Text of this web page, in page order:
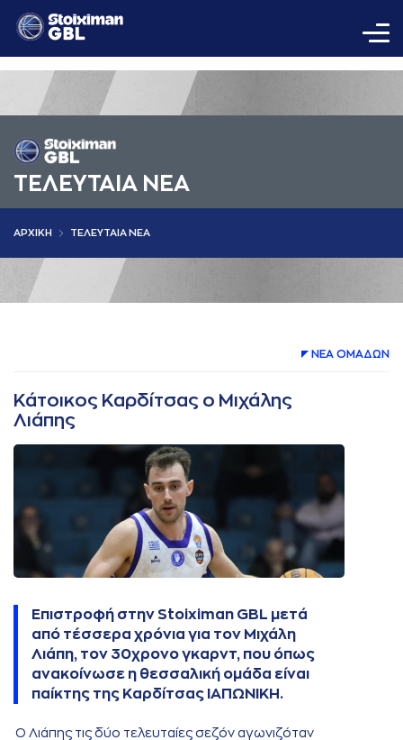
ΤΕΛΕΥΤΑΙΑ ΝΕΑ
AΡΧΙΚΗ ΤΕΛΕΥΤΑΙΑ ΝΕΑ
ΝΕA ΟΜAΔΩΝ
Κάτοικος Καρδίτσας ο Μιχάλης
Λιάπης
Επιστροφή στην Stoiximan GBL μετά
από τέσσερα χρόνια για τον Μιχάλη
Λιάπη, τον 30χρονο γκαρντ, που όπως
ανακοίνωσε η θεσσαλική ομάδα είναι
παίκτης της Καρδίτσας ΙΑΠΩΝΙΚΗ.
Ο Λιάπης τις δύο τελευταίες σεζόν αγωνιζόταν